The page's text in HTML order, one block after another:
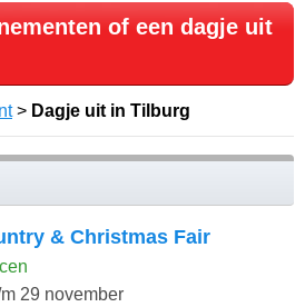
of een dagje uit
> Dagje uit in Tilburg
& Christmas Fair
29 november